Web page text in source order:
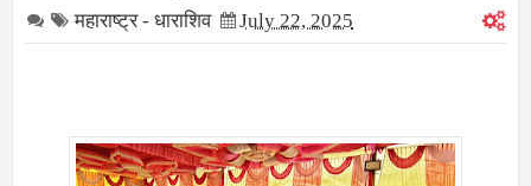
महाराष्ट्र - धाराशिव July 22, 2025